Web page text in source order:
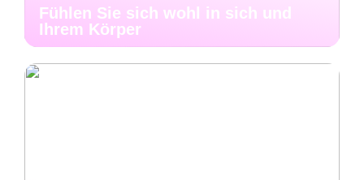
Fühlen Sie sich wohl in sich und
Ihrem Körper